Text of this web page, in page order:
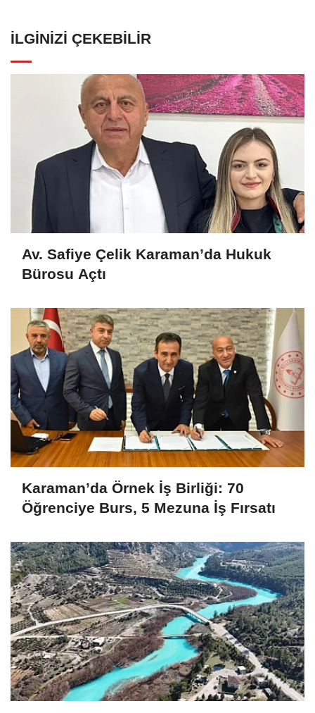
İLGINIZI ÇEKEBILIR
Av. Safiye Çelik Karaman’da Hukuk
Bürosu Açtı
Karaman’da Örnek İş Birliği: 70
Öğrenciye Burs, 5 Mezuna İş Fırsatı